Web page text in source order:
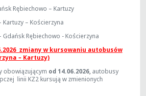
Rębiechowo – Kartuzy
Kartuzy – Kościerzyna
Gdańsk Rębiechowo - Kościerzyna
zmiany w kursowaniu autobusów
– Kartuzy)
obowiązującym od 14.06.2026,autobusy
linii KZ2 kursują w zmienionych